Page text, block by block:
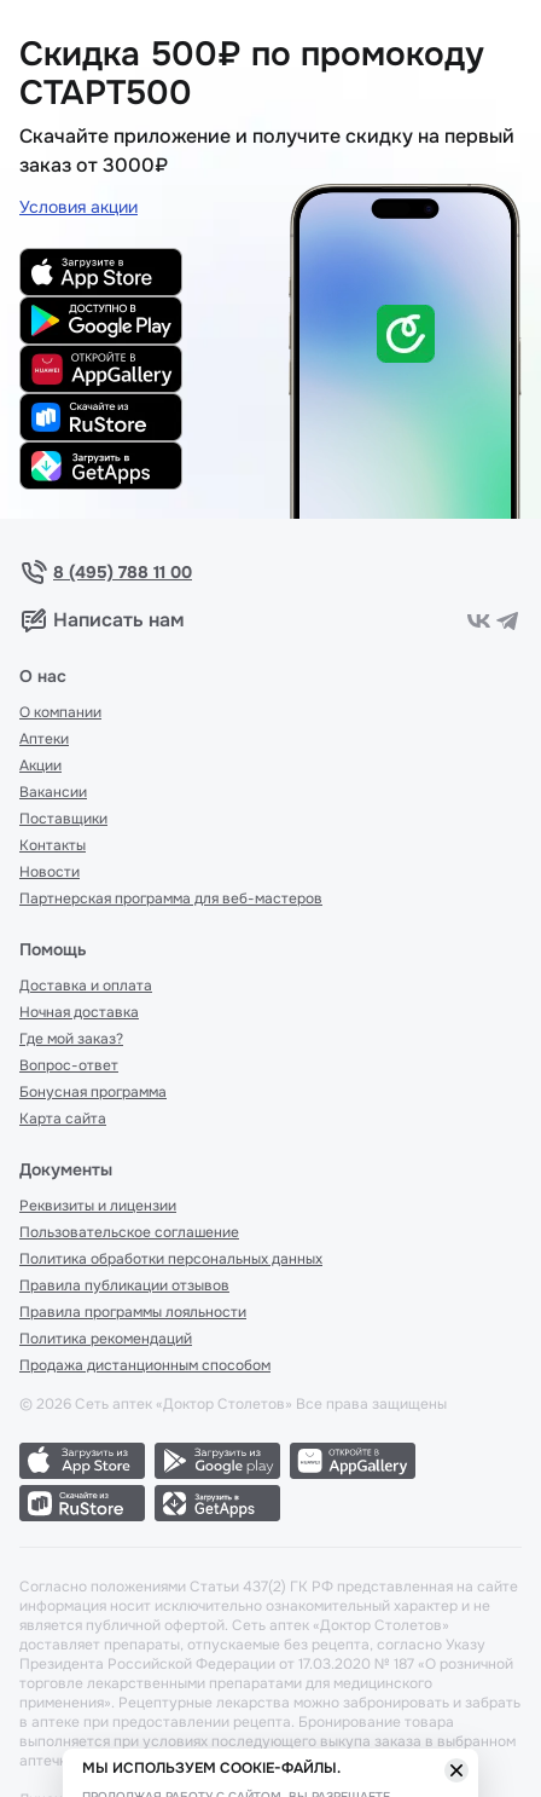
Скидка 500₽ по промокоду
СТАРТ500
Скачайте приложение и получите скидку на первый
заказ от 3000₽
Условия акции
8 (495) 788 11 00
Написать нам
О нас
О компании
Аптеки
Акции
Вакансии
Поставщики
Контакты
Новости
Партнерская программа для веб-мастеров
Помощь
Доставка и оплата
Ночная доставка
Где мой заказ?
Вопрос-ответ
Бонусная программа
Карта сайта
Документы
Реквизиты и лицензии
Пользовательское соглашение
Политика обработки персональных данных
Правила публикации отзывов
Правила программы лояльности
Политика рекомендаций
Продажа дистанционным способом
© 2026 Сеть аптек «Доктор Столетов» Все права защищены
Согласно положениями Статьи 437(2) ГК РФ представленная на сайте
информация носит исключительно ознакомительный характер и не
является публичной офертой. Сеть аптек «Доктор Столетов»
доставляет препараты, отпускаемые без рецепта, согласно Указу
Президента Российской Федерации от 17.03.2020 № 187 «О розничной
торговле лекарственными препаратами для медицинского
применения». Рецептурные лекарства можно забронировать и забрать
в аптеке при предоставлении рецепта. Бронирование товара
выполняется при условиях последующего выкупа заказа в выбранном
аптечном пункте.МЫ ИСПОЛЬЗУЕМ COOKIE-ФАЙЛЫ.